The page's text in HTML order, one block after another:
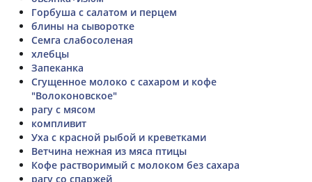
Горбуша с салатом и перцем
блины на сыворотке
Семга слабосоленая
хлебцы
Запеканка
Сгущенное молоко с сахаром и кофе
"Волоконовское"
рагу с мясом
компливит
Уха с красной рыбой и креветками
Ветчина нежная из мяса птицы
Кофе растворимый с молоком без сахара
рагу со спаржей